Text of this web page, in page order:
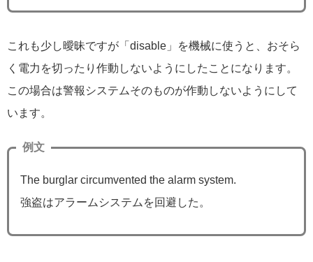
これも少し曖昧ですが「disable」を機械に使うと、おそら
く電力を切ったり作動しないようにしたことになります。
この場合は警報システムそのものが作動しないようにして
います。
例文
The burglar circumvented the alarm system.
強盗はアラームシステムを回避した。